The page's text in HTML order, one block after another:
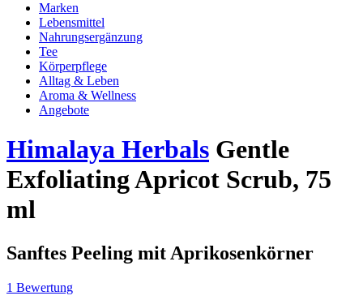
Marken
Lebensmittel
Nahrungsergänzung
Tee
Körperpflege
Alltag & Leben
Aroma & Wellness
Angebote
Himalaya Herbals Gentle
Exfoliating Apricot Scrub, 75
ml
Sanftes Peeling mit Aprikosenkörner
1 Bewertung